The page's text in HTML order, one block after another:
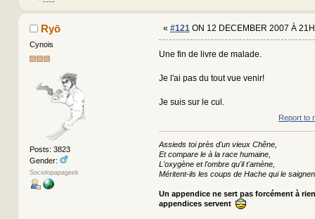
Ryō
Cynois
Posts: 3823
Gender:
Sociolopapageek
« #121ON 12 DECEMBER 2007 À
Une fin de livre de malade.
Je l'ai pas du tout vue venir!
Je suis sur le cul.
Report to
Assieds toi près d'un vieux Chêne,
Et compare le à la race humaine,
L'oxygène et l'ombre qu'il t'amène,
Méritent-ils les coups de Hache qui le
Un appendice ne sert pas forcément à
appendices servent